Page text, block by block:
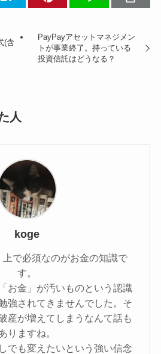
(含
PayPayアセットマネジメン
トが事業終了。持っている
投資信託はどうなる？
人
koge
で必須なのがお金の知識で
す。
お金」が汚いものという認識
強されてきませんでした。そ
産が増えてしまうなんて話も
りますね。
でも変えたいという強い信念